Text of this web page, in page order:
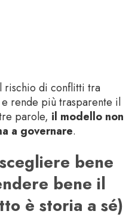
rischio di conflitti tra
rende più trasparente il
parole, il modello non
a governare.
bene
bene il
è storia a sé)